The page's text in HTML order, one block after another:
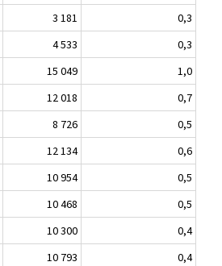
3 181
0,3
4 533
0,3
15 049
1,0
12 018
0,7
8 726
0,5
12 134
0,6
10 954
0,5
10 468
0,5
10 300
0,4
10 793
0,4